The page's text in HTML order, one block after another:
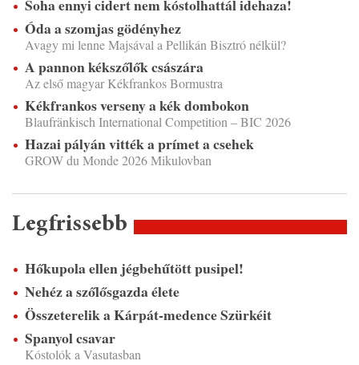
Soha ennyi cidert nem kóstolhattál idehaza!
Óda a szomjas gödényhez
Avagy mi lenne Majsával a Pellikán Bisztró nélkül?
A pannon kékszőlők császára
Az első magyar Kékfrankos Bormustra
Kékfrankos verseny a kék dombokon
Blaufränkisch International Competition – BIC 2026
Hazai pályán vitték a prímet a csehek
GROW du Monde 2026 Mikulovban
Legfrissebb
Hőkupola ellen jégbehűtött pusipel!
Nehéz a szőlősgazda élete
Összeterelik a Kárpát-medence Szürkéit
Spanyol csavar
Kóstolók a Vasutasban